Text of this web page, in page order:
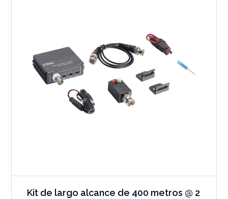
Kit de largo alcance de 400 metros @ 2